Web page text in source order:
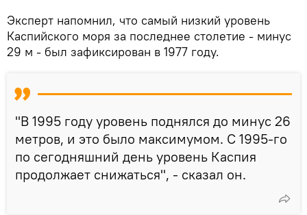
Эксперт напомнил, что самый низкий уровень
Каспийского моря за последнее столетие - минус
29 м - был зафиксирован в 1977 году.
"В 1995 году уровень поднялся до минус 26
метров, и это было максимумом. С 1995-го
по сегодняшний день уровень Каспия
продолжает снижаться", - сказал он.